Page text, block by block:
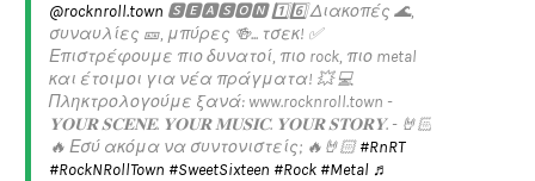
@rocknroll.town 🆂🅴🅰🆂🅾🅽 1️⃣6️⃣ Διακοπές 🌊,
συναυλίες 🎫, μπύρες 🍻... τσεκ! ✅️
Επιστρέφουμε πιο δυνατοί, πιο rock, πιο metal
και έτοιμοι για νέα πράγματα! 💥 💻
Πληκτρολογούμε ξανά: www.rocknroll.town -
𝐘𝐎𝐔𝐑 𝐒𝐂𝐄𝐍𝐄. 𝐘𝐎𝐔𝐑 𝐌𝐔𝐒𝐈𝐂. 𝐘𝐎𝐔𝐑 𝐒𝐓𝐎𝐑𝐘. - 🤘🏻
🔥 Εσύ ακόμα να συντονιστείς; 🔥🤘🏻#RnRT
#RockNRollTown #SweetSixteen #Rock #Metal ♬